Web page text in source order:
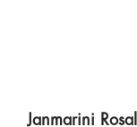
Janmarini